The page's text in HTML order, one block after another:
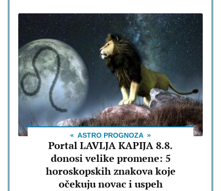
ASTRO PROGNOZA
Portal LAVLJA KAPIJA 8.8.
donosi velike promene: 5
horoskopskih znakova koje
očekuju novac i uspeh